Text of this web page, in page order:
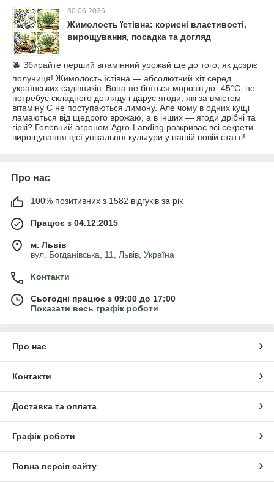
30.06.2026
Жимолость їстівна: корисні властивості,
вирощування, посадка та догляд
🫐 Збирайте перший вітамінний урожай ще до того, як дозріє
полуниця! Жимолость їстівна — абсолютний хіт серед
українських садівників. Вона не боїться морозів до -45°C, не
потребує складного догляду і дарує ягоди, які за вмістом
вітаміну С не поступаються лимону. Але чому в одних кущі
ламаються від щедрого врожаю, а в інших — ягоди дрібні та
гіркі? Головний агроном Agro-Landing розкриває всі секрети
вирощування цієї унікальної культури у нашій новій статті!
Про нас
100% позитивних з 1582 відгуків за рік
Працює з 04.12.2015
м. Львів
вул. Богданівська, 11, Львів, Україна
Контакти
Сьогодні працює з 09:00 до 17:00
Показати весь графік роботи
Про нас
Контакти
Доставка та оплата
Графік роботи
Повна версія сайту